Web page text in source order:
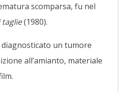
scomparsa, fu nel
taglie(1980).
diagnosticato un tumore
all’amianto, materiale